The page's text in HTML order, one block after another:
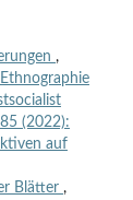
,
(2022):
auf
Blätter ,